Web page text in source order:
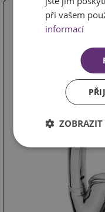
Baterie
při vašem
informací